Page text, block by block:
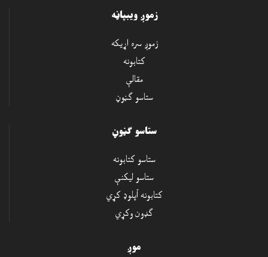
How To Write A Business
زموږ ويبپاڼه
زموږ سره اړيکه
کتابونه
مقالې
ستاسو ګڼوڼ
ستاسو ګڼوڼ
ستاسو کتابونه
ستاسو ليکنې
کتابونه آپلوډ کړي
ګډون وکړي
موږ